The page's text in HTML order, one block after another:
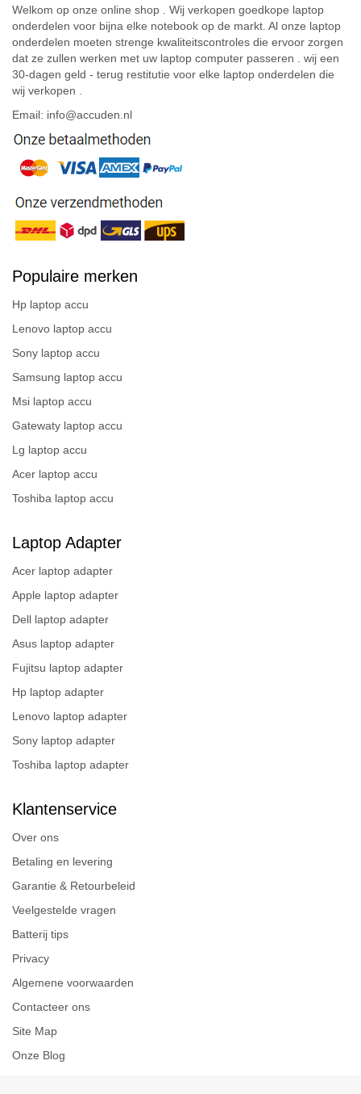
Welkom op onze online shop . Wij verkopen goedkope laptop
onderdelen voor bijna elke notebook op de markt. Al onze laptop
onderdelen moeten strenge kwaliteitscontroles die ervoor zorgen
dat ze zullen werken met uw laptop computer passeren . wij een
30-dagen geld - terug restitutie voor elke laptop onderdelen die
wij verkopen .
Email: info@accuden.nl
Populaire merken
Hp laptop accu
Lenovo laptop accu
Sony laptop accu
Samsung laptop accu
Msi laptop accu
Gatewaty laptop accu
Lg laptop accu
Acer laptop accu
Toshiba laptop accu
Laptop Adapter
Acer laptop adapter
Apple laptop adapter
Dell laptop adapter
Asus laptop adapter
Fujitsu laptop adapter
Hp laptop adapter
Lenovo laptop adapter
Sony laptop adapter
Toshiba laptop adapter
Klantenservice
Over ons
Betaling en levering
Garantie & Retourbeleid
Veelgestelde vragen
Batterij tips
Privacy
Algemene voorwaarden
Contacteer ons
Site Map
Onze Blog